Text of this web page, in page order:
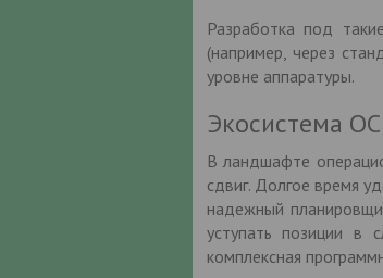
Разработка под
(например, через
уровне аппаратуры.
Экосистема
В ландшафте
сдвиг. Долгое время
надежный
уступать позиции в
комплексная